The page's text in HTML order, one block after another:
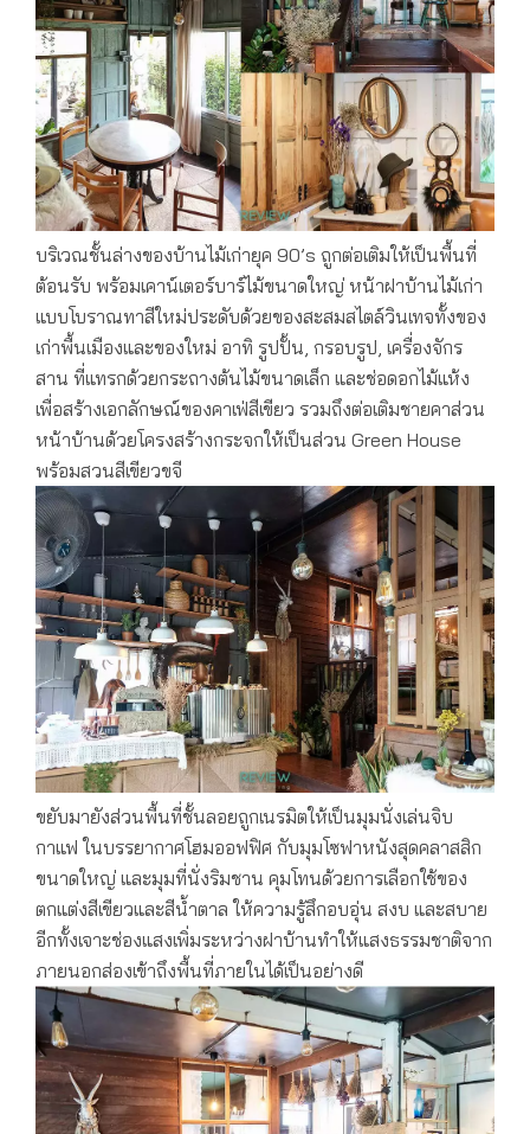
บริเวณชั้นล่างของบ้านไม้เก่ายุค 90’s ถูกต่อเติมให้เป็นพื้นที่
ต้อนรับ พร้อมเคาน์เตอร์บาร์ไม้ขนาดใหญ่ หน้าฝาบ้านไม้เก่า
แบบโบราณทาสีใหม่ประดับด้วยของสะสมสไตล์วินเทจทั้งของ
เก่าพื้นเมืองและของใหม่ อาทิ รูปปั้น, กรอบรูป, เครื่องจักร
สาน ที่แทรกด้วยกระถางต้นไม้ขนาดเล็ก และช่อดอกไม้แห้ง
เพื่อสร้างเอกลักษณ์ของคาเฟ่สีเขียว รวมถึงต่อเติมชายคาส่วน
หน้าบ้านด้วยโครงสร้างกระจกให้เป็นส่วน Green House
พร้อมสวนสีเขียวขจี
ขยับมายังส่วนพื้นที่ชั้นลอยถูกเนรมิตให้เป็นมุมนั่งเล่นจิบ
กาแฟ ในบรรยากาศโฮมออฟฟิศ กับมุมโซฟาหนังสุดคลาสสิก
ขนาดใหญ่ และมุมที่นั่งริมชาน คุมโทนด้วยการเลือกใช้ของ
ตกแต่งสีเขียวและสีน้ำตาล ให้ความรู้สึกอบอุ่น สงบ และสบาย
อีกทั้งเจาะช่องแสงเพิ่มระหว่างฝาบ้านทำให้แสงธรรมชาติจาก
ภายนอกส่องเข้าถึงพื้นที่ภายในได้เป็นอย่างดี